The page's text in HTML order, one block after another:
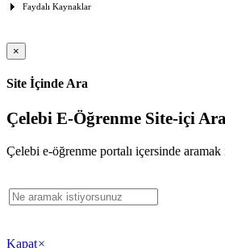
Faydalı Kaynaklar
×
Site İçinde Ara
Çelebi E-Öğrenme Site-içi
Çelebi e-öğrenme portalı içersinde
Kapat×